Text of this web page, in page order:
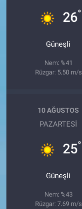
26°
Güneşli
Nem: %41
Rüzgar: 5.50 m/s
10 AĞUSTOS
PAZARTESI
25°
Güneşli
Nem: %43
Rüzgar: 7.69 m/s